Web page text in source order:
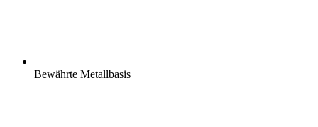
Bewährte Metallbasis